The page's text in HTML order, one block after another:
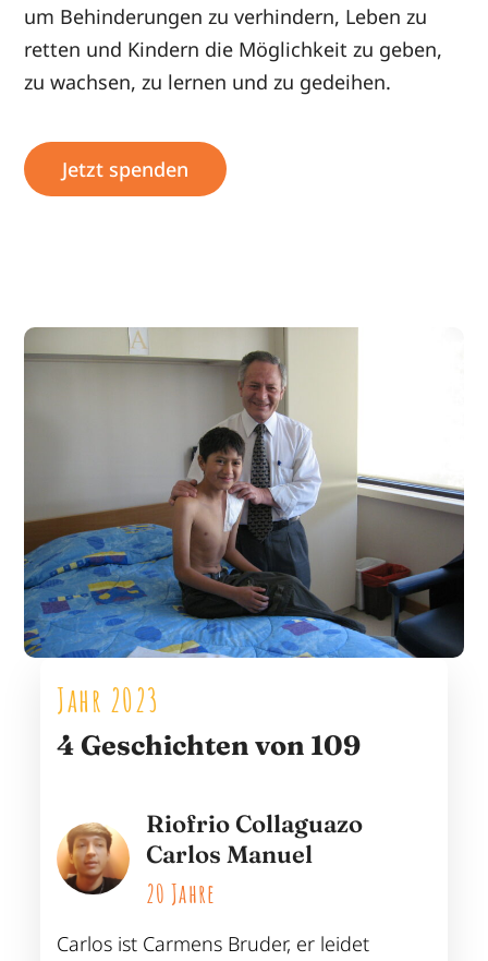
um Behinderungen zu verhindern, Leben zu
retten und Kindern die Möglichkeit zu geben,
zu wachsen, zu lernen und zu gedeihen.
Jetzt spenden
Jahr 2023
4 Geschichten von 109
Rodríguez Naranjo Ana
Valentina
20 Jahre
Valentina ist das zweite von 5